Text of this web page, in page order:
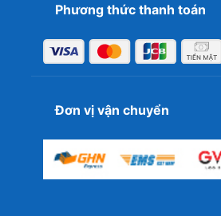
RAM Laptop 16GB DDR5
cho thế hệ mới
Với băng thông gấp đôi DDR4 và
mát hơn và nhanh hơn. Đây là lựa
dòng Laptop Gaming đời
(Workstation) sử dụng chip Intel
Phương thức thanh toán
Đơn vị vận chuyển